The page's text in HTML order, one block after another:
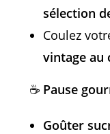
sélection
Coulez
vintage au
☕ Pause
Goûter